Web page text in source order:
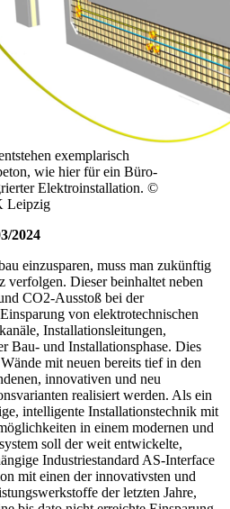
exemplarisch
wie hier für ein Büro-
Elektroinstallation. ©
Leipzig
2024
einzusparen, muss man zukünftig
verfolgen. Dieser beinhaltet neben
CO2-Ausstoß bei der
von elektrotechnischen
Installationsleitungen,
Bau- und Installationsphase. Dies
mit neuen bereits tief in den
innovativen und neu
realisiert werden. Als ein
intelligente Installationstechnik mit
in einem modernen und
soll der weit entwickelte,
Industriestandard AS-Interface
mit einen der innovativsten und
der letzten Jahre,